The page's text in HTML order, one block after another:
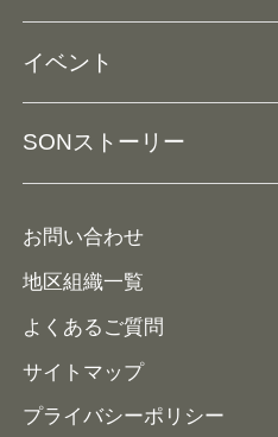
リソースページ
ユニファイドスクール
コーチとして参加
イベント
ナショナルゲームについて
SONストーリー
メディア
お問い合わせ
地区組織一覧
よくあるご質問
サイトマップ
プライバシーポリシー